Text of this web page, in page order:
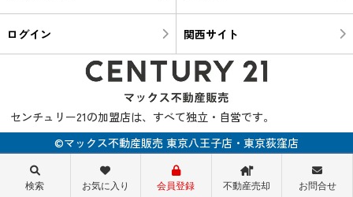
ログイン 関西サイト
センチュリー21の加盟店は、すべて独立・自営です。
©マックス不動産販売 東京八王子店・東京荻窪店
検索 お気に入り 会員登録 不動産売却 お問合せ